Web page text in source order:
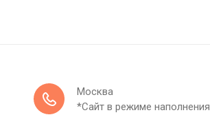
Москва
*Сайт в режиме наполнения